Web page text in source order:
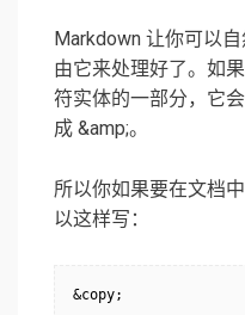
Markdown 让你可以
由它来处理好了。如
符实体的一部分，它
成 &amp;。
所以你如果要在文档
以这样写：
&copy;